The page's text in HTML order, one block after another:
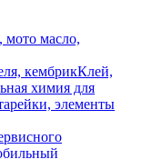
мото масло,
кембрикКлей,
химия для
элементы